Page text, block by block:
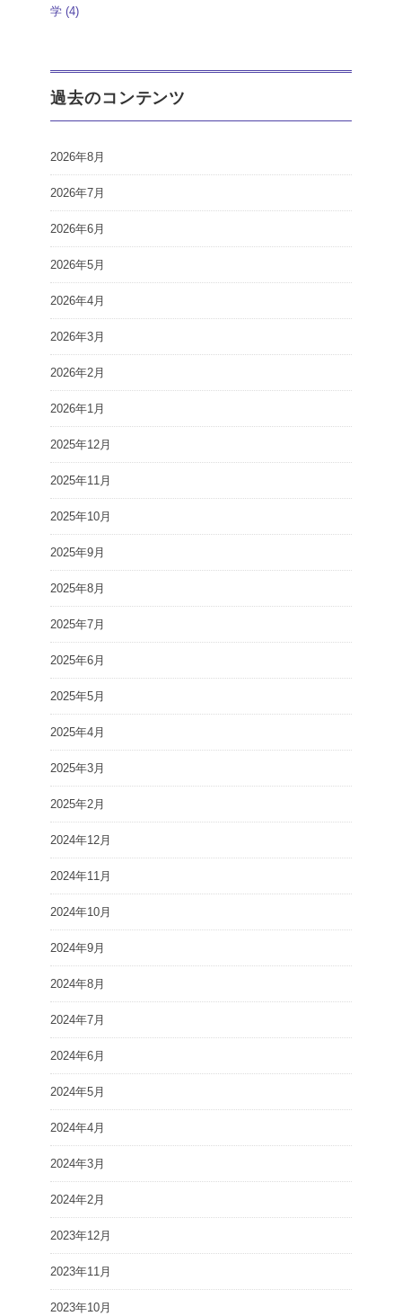
学 (4)
過去のコンテンツ
2026年8月
2026年7月
2026年6月
2026年5月
2026年4月
2026年3月
2026年2月
2026年1月
2025年12月
2025年11月
2025年10月
2025年9月
2025年8月
2025年7月
2025年6月
2025年5月
2025年4月
2025年3月
2025年2月
2024年12月
2024年11月
2024年10月
2024年9月
2024年8月
2024年7月
2024年6月
2024年5月
2024年4月
2024年3月
2024年2月
2023年12月
2023年11月
2023年10月